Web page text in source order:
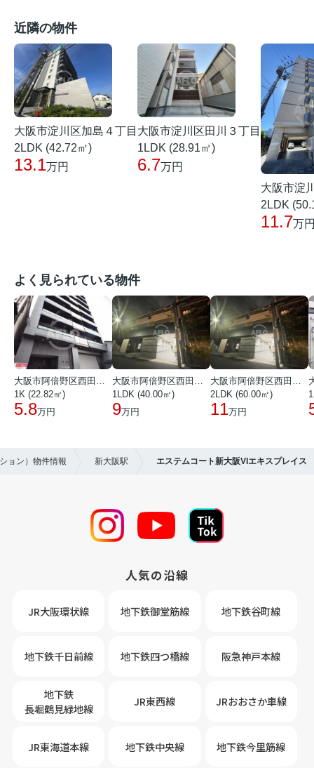
近隣の物件
大阪市淀川区加島４丁目
2LDK (42.72㎡)
13.1万円
大阪市淀川区田川３丁目
1LDK (28.91㎡)
6.7万円
大阪市淀
2LDK
11.7万
よく見られている物件
大阪市阿倍野区西田辺町１丁目
1K (22.82㎡)
5.8万円
大阪市阿倍野区西田辺町１丁目
1LDK (40.00㎡)
9万円
大阪市阿倍野区西田辺町１丁目
2LDK (60.00㎡)
11万円
ョン）物件情報 新大阪駅 エステムコート新大阪VIエキスプレイス
人気の沿線
JR大阪環状線 地下鉄御堂筋線 地下鉄谷町線
地下鉄千日前線 地下鉄四つ橋線 阪急神戸本線
地下鉄
長堀鶴見緑地線
JR東西線 JRおおさか車線
JR東海道本線 地下鉄中央線 地下鉄今里筋線